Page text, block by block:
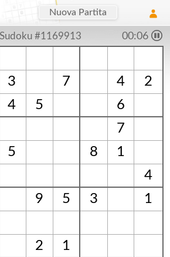
Nuova Partita
Sudoku #1169913 00:06
3 7 4
2
4 5
6
7
5 8
1
4
9
5 3
1
2
1